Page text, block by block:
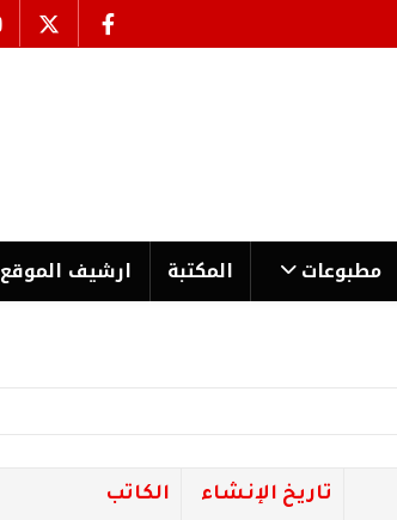
مطبوعات المكتبة ارشیف الموقع
تاريخ الإنشاء الكاتب